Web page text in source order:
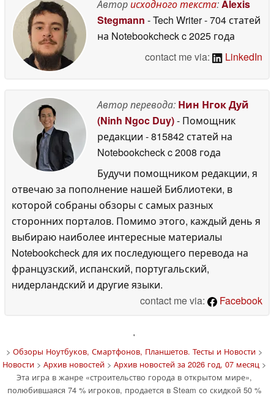
долларов в Steam
July 2026
30 June 2026
Авторисходного текста:Alexis
Stegmann - Tech Writer- 704 статей
на Notebookcheckc 2025 года
contact me via:
LinkedIn
Автор перевода: Нин Нгок Дуй
(Ninh Ngoc Duy)- Помощник
редакции - 815842 статей на
Notebookcheckc 2008 года
Будучи помощником редакции, я
отвечаю за пополнение нашей Библиотеки, в
которой собраны обзоры с самых разных
сторонних порталов. Помимо этого, каждый день я
выбираю наиболее интересные материалы
Notebookcheck для их последующего перевода на
французский, испанский, португальский,
нидерландский и другие языки.
contact me via:
Facebook
'
> Обзоры Ноутбуков, Смартфонов, Планшетов. Тесты и Новости>
Новости> Архив новостей> Архив новостей за 2026 год, 07 месяц>
Эта игра в жанре «строительство города в открытом мире»,
полюбившаяся 74 % игроков, продается в Steam со скидкой 50 %